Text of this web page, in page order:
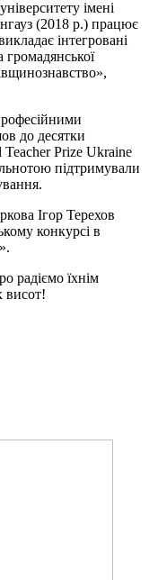
імені
(2018 р.) працює
інтегровані
громадянської
до десятки
Teacher Prize Ukraine
підтримували
Ігор Терехов
конкурсі в
радіємо їхнім
висот!